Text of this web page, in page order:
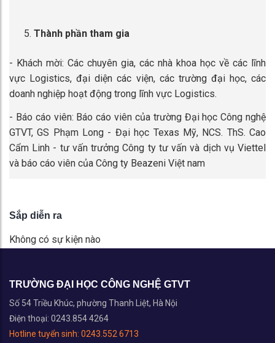
Thành phần tham gia
- Khách mời: Các chuyên gia, các nhà khoa học về các lĩnh
vực Logistics, đại diện các viện, các trường đại học, các
doanh nghiệp hoạt động trong lĩnh vực Logistics.
- Báo cáo viên: Báo cáo viên của trường Đại học Công nghệ
GTVT, GS Phạm Long - Đại học Texas Mỹ, NCS. ThS. Cao
Cẩm Linh - tư vấn trưởng Công ty tư vấn và dịch vụ Viettel
và báo cáo viên của Công ty Beazeni Việt nam
Sắp diễn ra
Không có sự kiện nào
TRƯỜNG ĐẠI HỌC CÔNG NGHỆ GTVT
Số 54 Triều Khúc, phường Thanh Liệt, Hà Nội
Điện thoại: 0243.854 4264
Hotline tuyển sinh: 0243.552 6713